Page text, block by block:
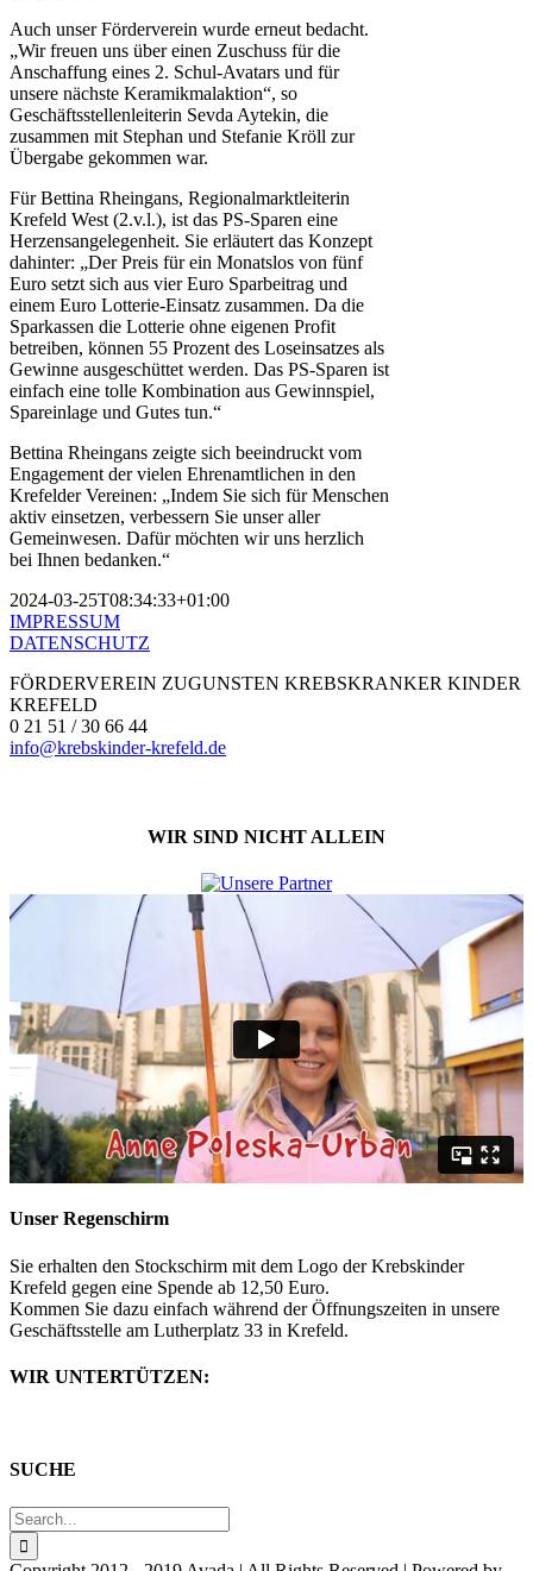
Auch unser Förderverein wurde erneut bedacht.
„Wir freuen uns über einen Zuschuss für die
Anschaffung eines 2. Schul-Avatars und für
unsere nächste Keramikmalaktion“, so
Geschäftsstellenleiterin Sevda Aytekin, die
zusammen mit Stephan und Stefanie Kröll zur
Übergabe gekommen war.
Für Bettina Rheingans, Regionalmarktleiterin
Krefeld West (2.v.l.), ist das PS-Sparen eine
Herzensangelegenheit. Sie erläutert das Konzept
dahinter: „Der Preis für ein Monatslos von fünf
Euro setzt sich aus vier Euro Sparbeitrag und
einem Euro Lotterie-Einsatz zusammen. Da die
Sparkassen die Lotterie ohne eigenen Profit
betreiben, können 55 Prozent des Loseinsatzes als
Gewinne ausgeschüttet werden. Das PS-Sparen ist
einfach eine tolle Kombination aus Gewinnspiel,
Spareinlage und Gutes tun.“
Bettina Rheingans zeigte sich beeindruckt vom
Engagement der vielen Ehrenamtlichen in den
Krefelder Vereinen: „Indem Sie sich für Menschen
aktiv einsetzen, verbessern Sie unser aller
Gemeinwesen. Dafür möchten wir uns herzlich
bei Ihnen bedanken.“
2024-03-25T08:34:33+01:00
IMPRESSUM
DATENSCHUTZ
FÖRDERVEREIN ZUGUNSTEN KREBSKRANKER KINDER
KREFELD
0 21 51 / 30 66 44
info@krebskinder-krefeld.de
WIR SIND NICHT ALLEIN
Unser Regenschirm
Sie erhalten den Stockschirm mit dem Logo der Krebskinder
Krefeld gegen eine Spende ab 12,50 Euro.
Kommen Sie dazu einfach während der Öffnungszeiten in unsere
Geschäftsstelle am Lutherplatz 33 in Krefeld.
WIR UNTERTÜTZEN:
SUCHE
Search
for: